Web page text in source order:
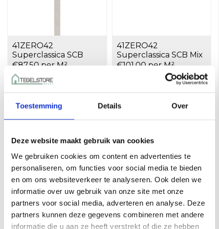
Toestemming Details Over
Deze website maakt gebruik van cookies
We gebruiken cookies om content en advertenties te
personaliseren, om functies voor social media te bieden
en om ons websiteverkeer te analyseren. Ook delen we
informatie over uw gebruik van onze site met onze
partners voor social media, adverteren en analyse. Deze
partners kunnen deze gegevens combineren met andere
informatie die u aan ze heeft verstrekt of die ze hebben
41ZERO42
Superclassica SCB
Natural 7,5x120 a 0,72
m²
€87,50 per M²
Toevoegen aan winkelwagen
41ZERO42
Superclassica SCB Mix
7,5x60 a 0,54 m²
€101,00 per M²
Toevoegen aan winkelwagen
41ZERO42
Superclassica SCB
Mosaic 30x30 a 6 stuks
41ZERO42
Superclassica SCB Pli
Bianco 10x40 a 0,88